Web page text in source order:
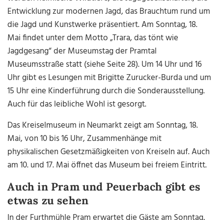
Entwicklung zur modernen Jagd, das Brauchtum rund um
die Jagd und Kunstwerke präsentiert. Am Sonntag, 18.
Mai findet unter dem Motto „Trara, das tönt wie
Jagdgesang“ der Museumstag der Pramtal
Museumsstraße statt (siehe Seite 28). Um 14 Uhr und 16
Uhr gibt es Lesungen mit Brigitte Zurucker-Burda und um
15 Uhr eine Kinderführung durch die Sonderausstellung.
Auch für das leibliche Wohl ist gesorgt.
Das Kreiselmuseum in Neumarkt zeigt am Sonntag, 18.
Mai, von 10 bis 16 Uhr, Zusammenhänge mit
physikalischen Gesetzmäßigkeiten von Kreiseln auf. Auch
am 10. und 17. Mai öffnet das Museum bei freiem Eintritt.
Auch in Pram und Peuerbach gibt es
etwas zu sehen